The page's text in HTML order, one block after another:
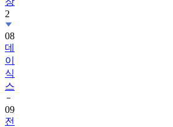
2
08
데
이
식
스
09
전